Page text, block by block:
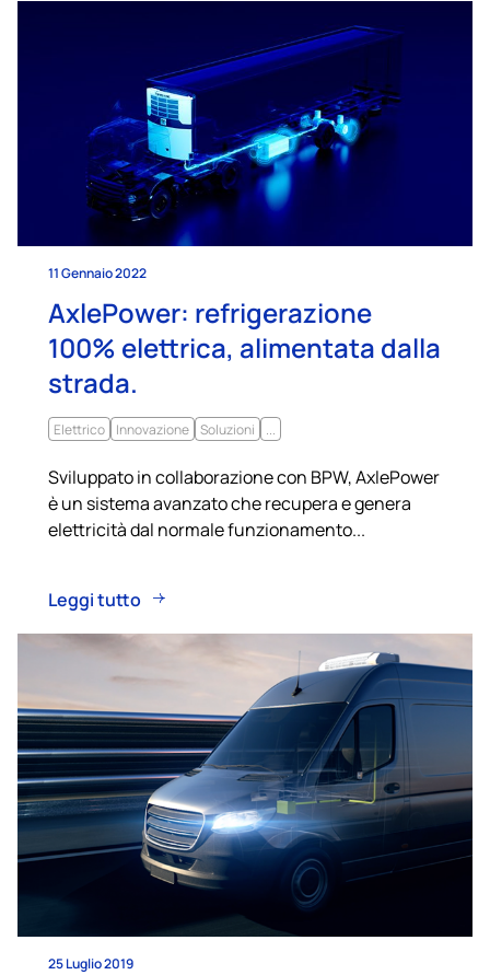
11 Gennaio 2022
AxlePower: refrigerazione
100% elettrica, alimentata dalla
strada.
Elettrico Innovazione Soluzioni
Sviluppato in collaborazione con BPW, AxlePower
è un sistema avanzato che recupera e genera
elettricità dal normale funzionamento...
Leggi tutto
25 Luglio 2019